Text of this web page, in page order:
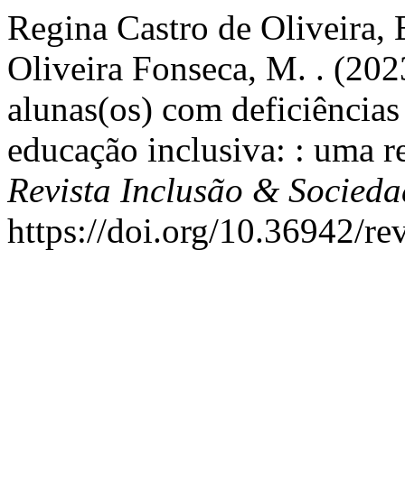
Regina Castro de
Oliveira Fonseca, M. .
alunas(os) com
educação inclusiva: : uma
Revista Inclusão &
https://doi.org/10.36942/